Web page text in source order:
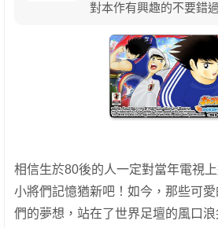
對本作有興趣的不要錯
相信生於80後的人一定對當年電視
小將們記憶猶新吧！如今，那些可
們的夢想，站在了世界足壇的風口